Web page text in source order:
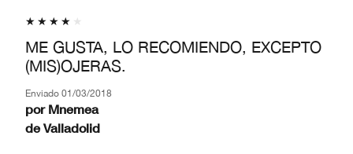
ME GUSTA, LO RECOMIENDO, EXCEPTO
(MIS)OJERAS.
Enviado 01/03/2018
por Mnemea
de Valladolid